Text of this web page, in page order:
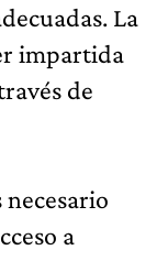
La
impartida
de
necesario
a